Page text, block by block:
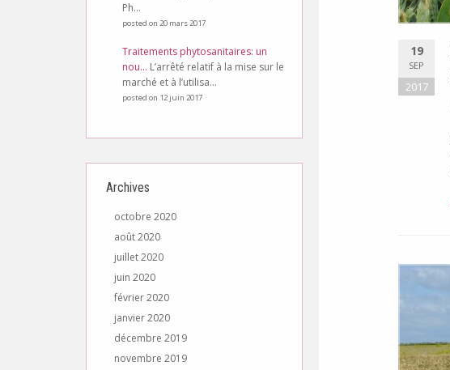
19
SEP
2017
Ph...
posted on 20 mars 2017
Traitements phytosanitaires: un
nou... L’arrêté relatif à la mise sur le
marché et à l’utilisa...
posted on 12 juin 2017
Archives
octobre 2020
août 2020
juillet 2020
juin 2020
février 2020
janvier 2020
décembre 2019
novembre 2019